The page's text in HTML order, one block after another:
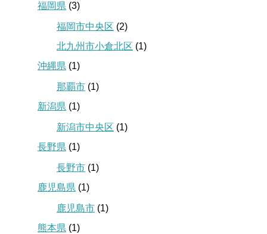
福岡県 (3)
福岡市中央区 (2)
北九州市小倉北区 (1)
沖縄県 (1)
那覇市 (1)
新潟県 (1)
新潟市中央区 (1)
長野県 (1)
長野市 (1)
鹿児島県 (1)
鹿児島市 (1)
熊本県 (1)